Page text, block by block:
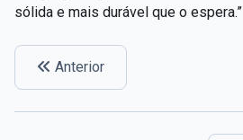
sólida e mais durável que o espera.”
Anterior